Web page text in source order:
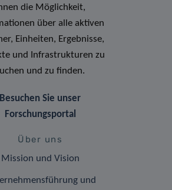
die Möglichkeit,
über alle aktiven
Einheiten, Ergebnisse,
und Infrastrukturen zu
und zu finden.
Besuchen Sie unser
Forschungsportal
Über uns
Mission und Vision
und